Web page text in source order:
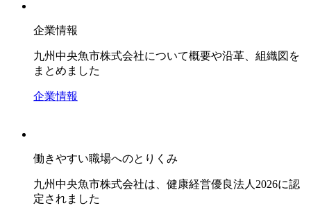
企業情報
九州中央魚市株式会社について概要や沿革、組織図を
まとめました
企業情報
働きやすい職場へのとりくみ
九州中央魚市株式会社は、健康経営優良法人2026に認
定されました